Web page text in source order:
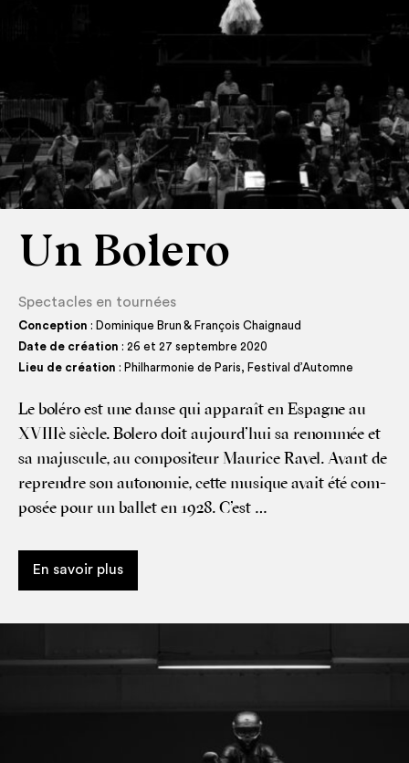
Un Bolero
Spectacles en tournées
Conception : Dominique Brun & François Chaignaud
Date de création : 26 et 27 septembre 2020
Lieu de création : Philharmonie de Paris, Festival d’Automne
Le bolé­ro est une danse qui appa­raît en Espagne au
XVIIIè siècle. Bole­ro doit aujourd’hui sa renom­mée et
sa majus­cule, au com­po­si­teur Mau­rice Ravel. Avant de
reprendre son auto­no­mie, cette musique avait été com­
po­sée pour un bal­let en 1928. C’est …
En savoir plus